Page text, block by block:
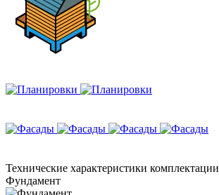
Технические характеристики комплектации
Фундамент